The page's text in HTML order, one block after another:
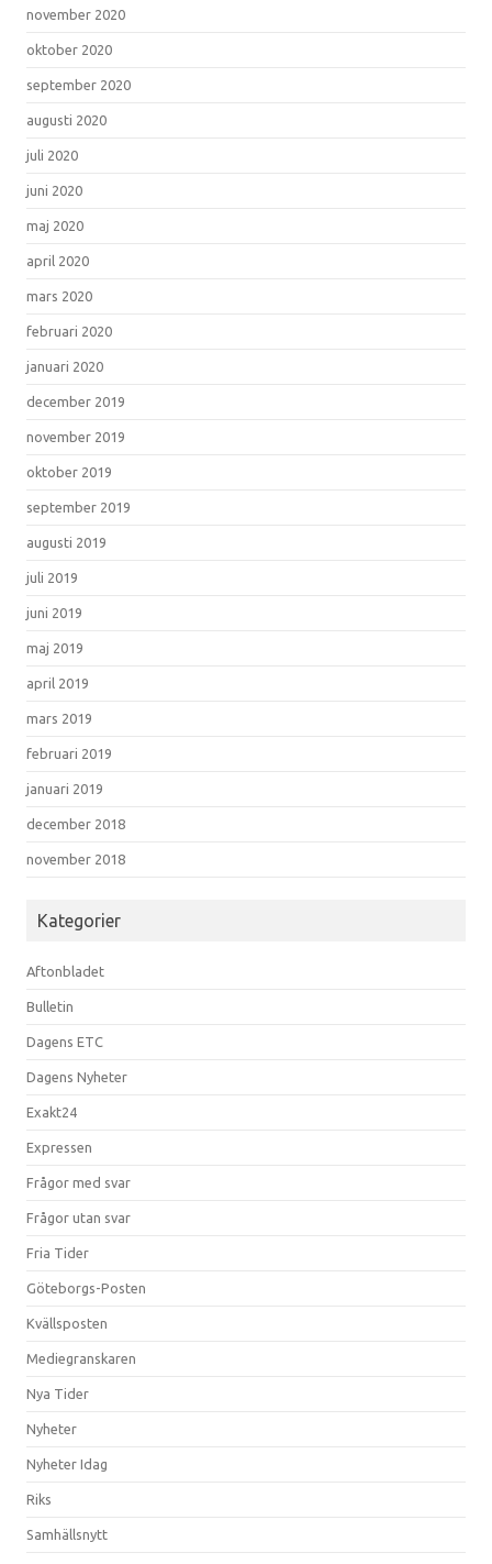
november 2020
oktober 2020
september 2020
augusti 2020
juli 2020
juni 2020
maj 2020
april 2020
mars 2020
februari 2020
januari 2020
december 2019
november 2019
oktober 2019
september 2019
augusti 2019
juli 2019
juni 2019
maj 2019
april 2019
mars 2019
februari 2019
januari 2019
december 2018
november 2018
Kategorier
Aftonbladet
Bulletin
Dagens ETC
Dagens Nyheter
Exakt24
Expressen
Frågor med svar
Frågor utan svar
Fria Tider
Göteborgs-Posten
Kvällsposten
Mediegranskaren
Nya Tider
Nyheter
Nyheter Idag
Riks
Samhällsnytt